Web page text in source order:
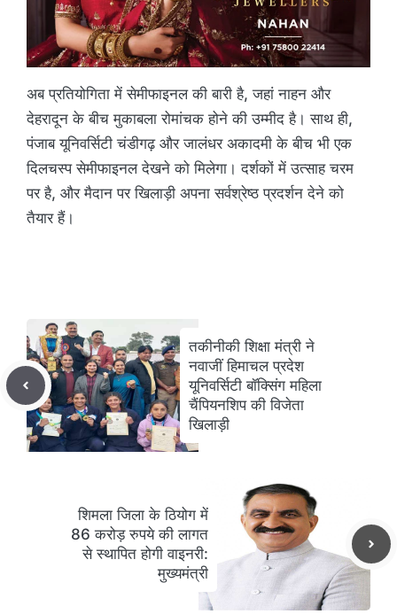
अब प्रतियोगिता में सेमीफाइनल की बारी है, जहां नाहन और
देहरादून के बीच मुकाबला रोमांचक होने की उम्मीद है। साथ ही,
पंजाब यूनिवर्सिटी चंडीगढ़ और जालंधर अकादमी के बीच भी एक
दिलचस्प सेमीफाइनल देखने को मिलेगा। दर्शकों में उत्साह चरम
पर है, और मैदान पर खिलाड़ी अपना सर्वश्रेष्ठ प्रदर्शन देने को
तैयार हैं।
तकीनीकी शिक्षा मंत्री ने
नवाजीं हिमाचल प्रदेश
यूनिवर्सिटी बॉक्सिंग महिला
चैंपियनशिप की विजेता
खिलाड़ी
शिमला जिला के ठियोग में
86 करोड़ रुपये की लागत
से स्थापित होगी वाइनरी:
मुख्यमंत्री